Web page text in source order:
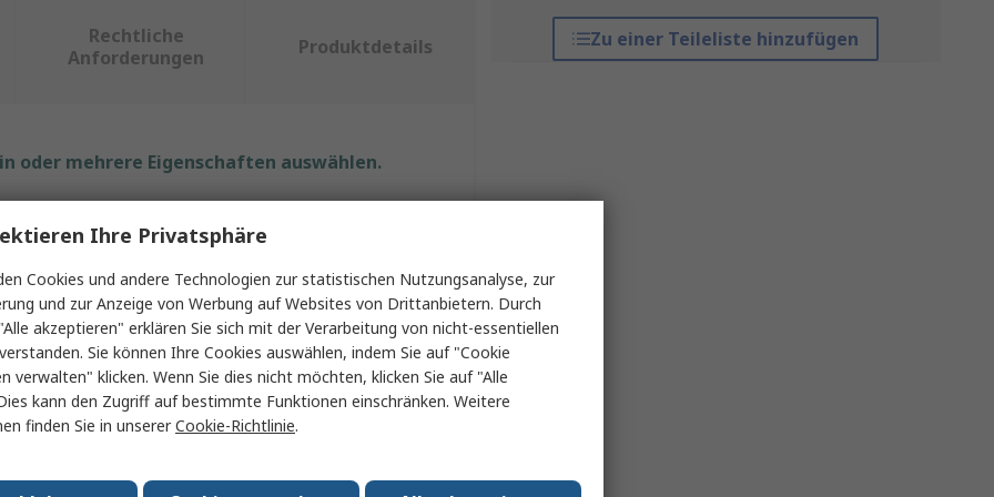
Zu einer Teileliste hinzufügen
Rechtliche
Anforderungen
Produktdetails
oder mehrere Eigenschaften auswählen.
ABS
Schalengehäuse
33mm
Ihre Privatsphäre
Cookies und andere Technologien zur statistischen Nutzungsanalyse, zur
und zur Anzeige von Werbung auf Websites von Drittanbietern. Durch
akzeptieren" erklären Sie sich mit der Verarbeitung von nicht-essentiellen
Sie können Ihre Cookies auswählen, indem Sie auf "Cookie
verwalten" klicken. Wenn Sie dies nicht möchten, klicken Sie auf "Alle
kann den Zugriff auf bestimmte Funktionen einschränken. Weitere
finden Sie in unsererCookie-Richtlinie.